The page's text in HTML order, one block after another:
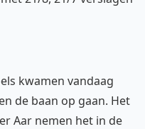
kwamen vandaag
de baan op gaan. Het
Aar nemen het in de